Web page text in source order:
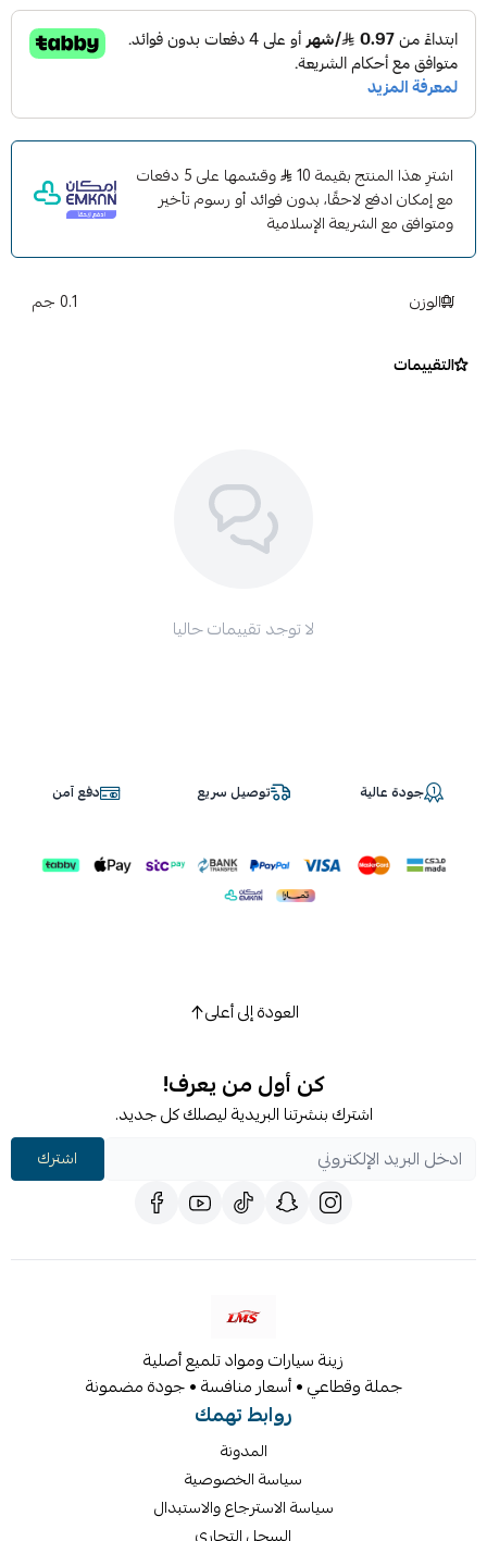
اشترِ هذا المنتج بقيمة 10
وقسّمها على 5 دفعات
مع إمكان ادفع لاحقًا، بدون فوائد أو رسوم تأخير
ومتوافق مع الشريعة الإسلامية
الوزن 0.1 جم
التقييمات
لا توجد تقييمات حاليا
جودة عالية توصيل سريع دفع آمن
العودة إلى أعلى
كن أول من يعرف!
اشترك بنشرتنا البريدية ليصلك كل جديد.
اشترك
زينة سيارات ومواد تلميع أصلية
جملة وقطاعي • أسعار منافسة • جودة مضمونة
روابط تهمك
المدونة
سياسة الخصوصية
سياسة الاسترجاع والاستبدال